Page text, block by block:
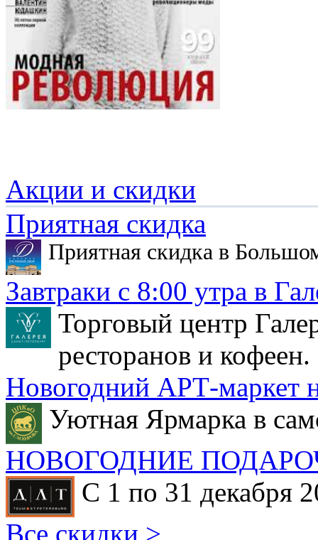
Акции и скидки
Приятная скидка
Приятная скидка в
Завтраки с 8:00 утра в
Торговый центр
ресторанов и кофеен.
Новогодний АРТ-маркет
Уютная Ярмарка в
НОВОГОДНИЕ
С 1 по 31 декабря
Все скидки >